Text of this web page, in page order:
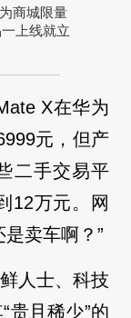
商城限量
上线就立
X在华为
元，但产
二手交易平
12万元。网
卖车啊？”
人士、科技
贵且稀少”的